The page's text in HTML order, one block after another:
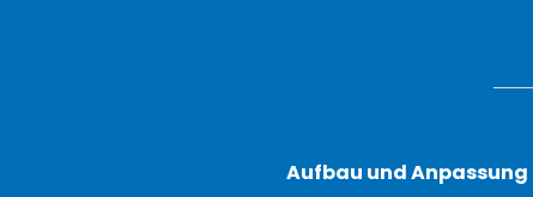
Aufbau und Anpassung